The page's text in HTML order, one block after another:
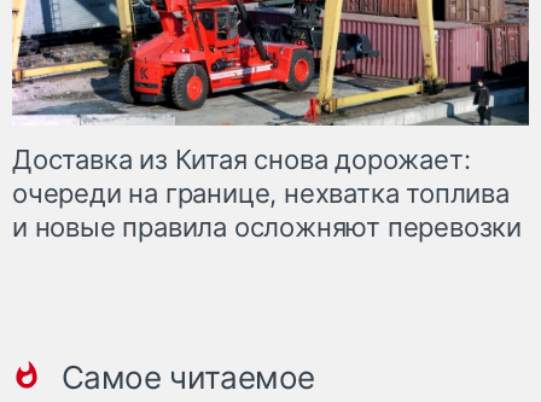
Доставка из Китая снова дорожает:
очереди на границе, нехватка топлива
и новые правила осложняют перевозки
Самое читаемое